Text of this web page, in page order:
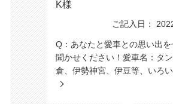
K様
ご記入日：
Q：あなたと愛車との思い出
聞かせください！愛車名：タ
倉、伊勢神宮、伊豆等、いろ